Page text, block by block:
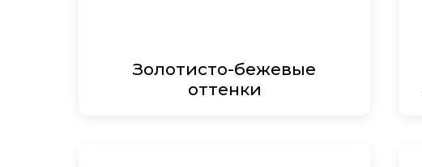
Золотисто-бежевые
оттенки